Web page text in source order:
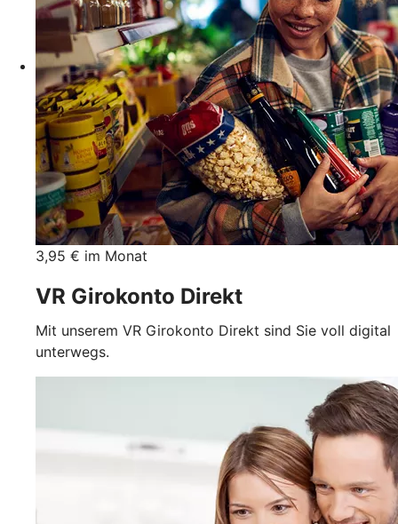
3,95 € im Monat
VR Girokonto Direkt
Mit unserem VR Girokonto Direkt sind Sie voll digital
unterwegs.